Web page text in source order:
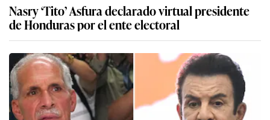
Nasry ‘Tito’ Asfura declarado virtual presidente
de Honduras por el ente electoral